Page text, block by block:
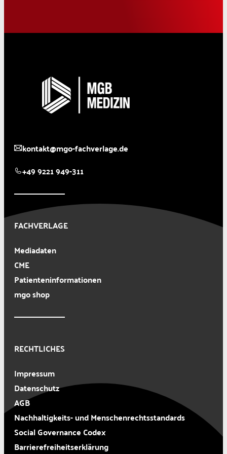
kontakt@mgo-fachverlage.de
+49 9221 949-311
FACHVERLAGE
Mediadaten
CME
Patienteninformationen
mgo shop
RECHTLICHES
Impressum
Datenschutz
AGB
Nachhaltigkeits- und Menschenrechtsstandards
Social Governance Codex
Barrierefreiheitserklärung